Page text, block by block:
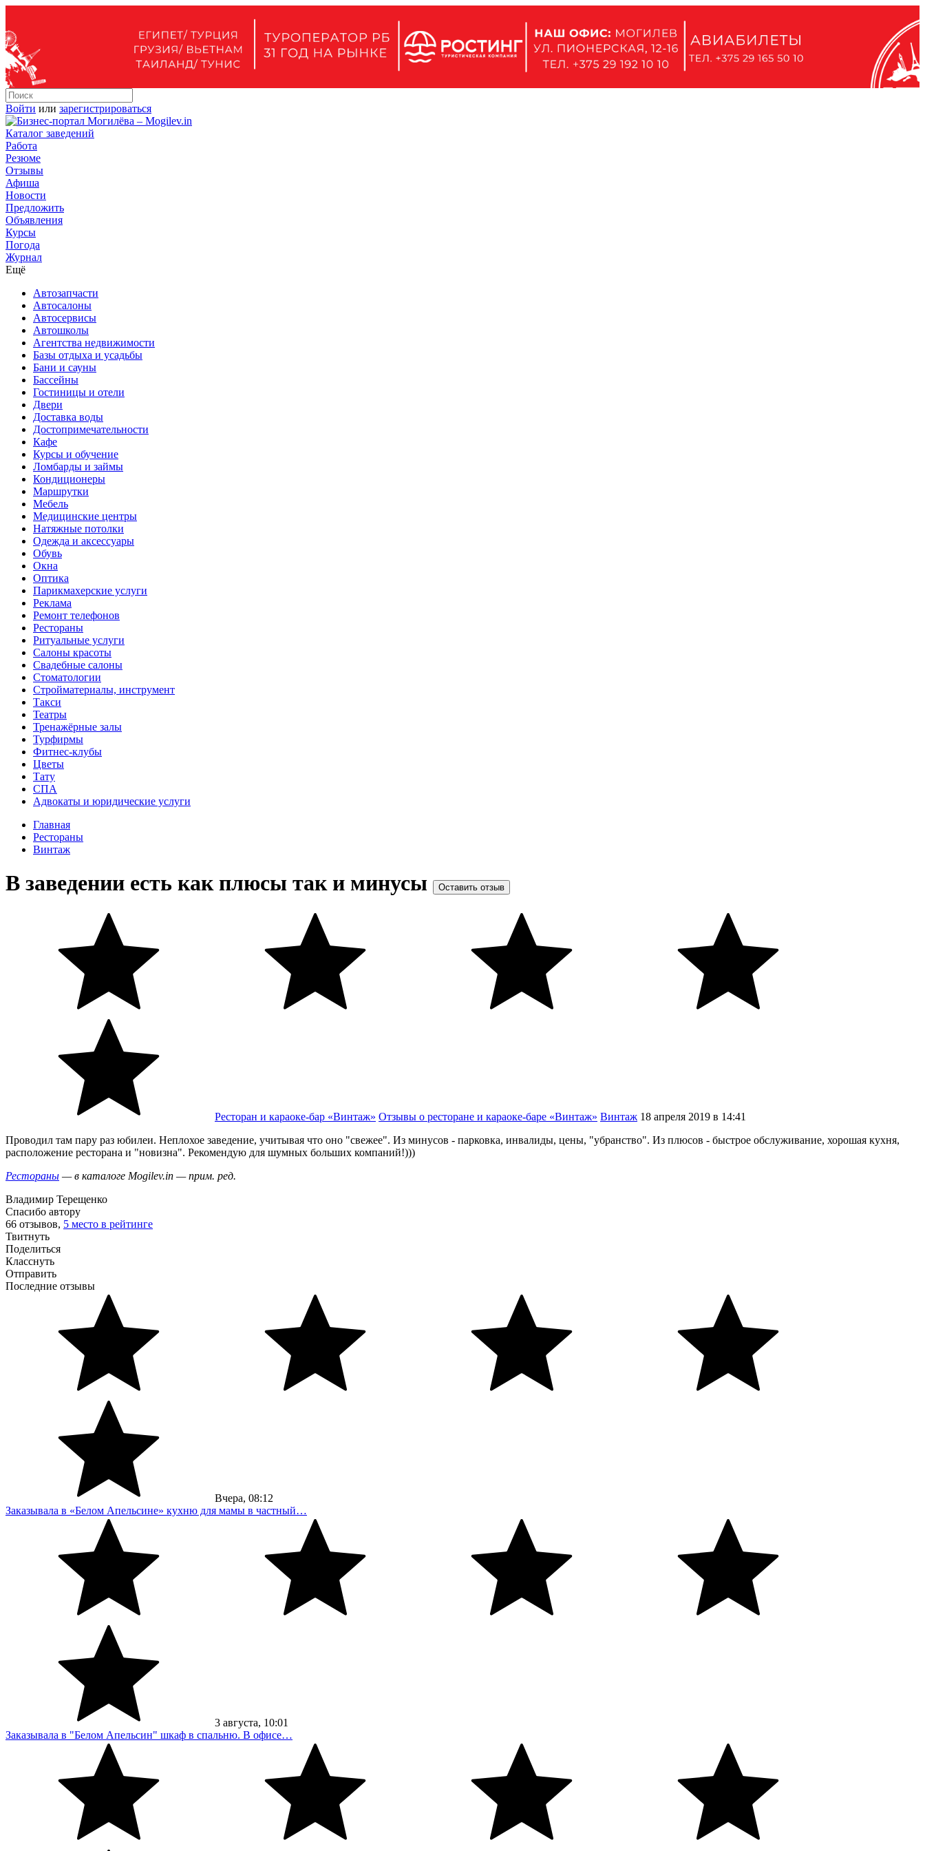
Войти или зарегистрироваться
Каталог заведений
Работа
Резюме
Отзывы
Афиша
Новости
Предложить
Объявления
Курсы
Погода
Журнал
Ещё
Автозапчасти
Автосалоны
Автосервисы
Автошколы
Агентства недвижимости
Базы отдыха и усадьбы
Бани и сауны
Бассейны
Гостиницы и отели
Двери
Доставка воды
Достопримечательности
Кафе
Курсы и обучение
Ломбарды и займы
Кондиционеры
Маршрутки
Мебель
Медицинские центры
Натяжные потолки
Одежда и аксессуары
Обувь
Окна
Оптика
Парикмахерские услуги
Реклама
Ремонт телефонов
Рестораны
Ритуальные услуги
Салоны красоты
Свадебные салоны
Стоматологии
Стройматериалы, инструмент
Такси
Театры
Тренажёрные залы
Турфирмы
Фитнес-клубы
Цветы
Тату
СПА
Адвокаты и юридические услуги
Главная
Рестораны
Винтаж
В заведении есть как плюсы так и минусы Оставить отзыв
Ресторан и караоке-бар «Винтаж» Отзывы о ресторане и караоке-баре «Винтаж» Винтаж 18 апреля 2019 в 14:41
Проводил там пару раз юбилеи. Неплохое заведение, учитывая что оно "свежее". Из минусов - парковка, инвалиды, цены, "убранство". Из плюсов - быстрое обслуживание, хорошая кухня,
расположение ресторана и "новизна". Рекомендую для шумных больших компаний!)))
Рестораны — в каталоге Mogilev.in — прим. ред.
Владимир Терещенко
Спасибо автору
66 отзывов, 5 место в рейтинге
Твитнуть
Поделиться
Класснуть
Отправить
Последние отзывы
Вчера, 08:12
Заказывала в «Белом Апельсине» кухню для мамы в частный…
3 августа, 10:01
Заказывала в "Белом Апельсин" шкаф в спальню. В офисе…